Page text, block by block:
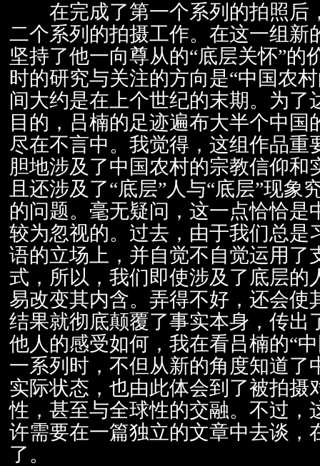
在完成了第一个系列的拍照后
二个系列的拍摄工作。在这一组新
坚持了他一向尊从的“底层关怀”的
时的研究与关注的方向是“中国农
间大约是在上个世纪的末期。为了
目的，吕楠的足迹遍布大半个中国
尽在不言中。我觉得，这组作品重
胆地涉及了中国农村的宗教信仰和
且还涉及了“底层”人与“底层”现象
的问题。毫无疑问，这一点恰恰是
较为忽视的。过去，由于我们总是
语的立场上，并自觉不自觉运用了
式，所以，我们即使涉及了底层的
易改变其内含。弄得不好，还会使
结果就彻底颠覆了事实本身，传出
他人的感受如何，我在看吕楠的“
一系列时，不但从新的角度知道了
实际状态，也由此体会到了被拍摄
性，甚至与全球性的交融。不过，
许需要在一篇独立的文章中去谈，
了。